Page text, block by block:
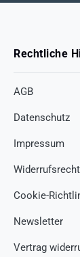
Rechtliche
AGB
Datenschutz
Impressum
Widerrufsrecht
Cookie-
Newsletter
Vertrag